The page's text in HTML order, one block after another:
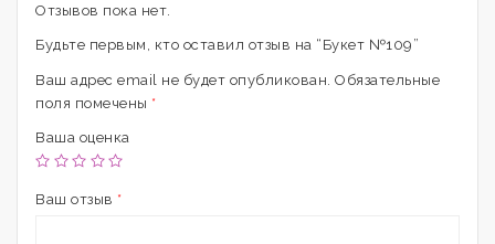
Отзывов пока нет.
Будьте первым, кто оставил отзыв на “Букет №109”
Ваш адрес email не будет опубликован. Обязательные
поля помечены *
Ваша оценка
Ваш отзыв *